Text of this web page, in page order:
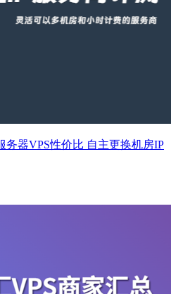
务器VPS性价比 自主更换机房IP